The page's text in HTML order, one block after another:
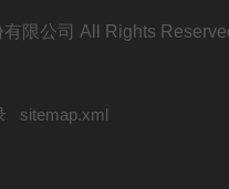
限公司 All Rights
sitemap.xml